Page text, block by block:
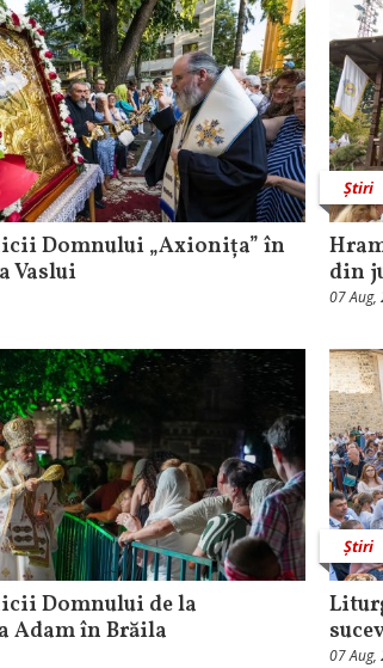
Domnului „Axionița” în
Vaslui
Știri
din
07 Aug,
Domnului de la
Adam în Brăila
Știri
07 Aug,